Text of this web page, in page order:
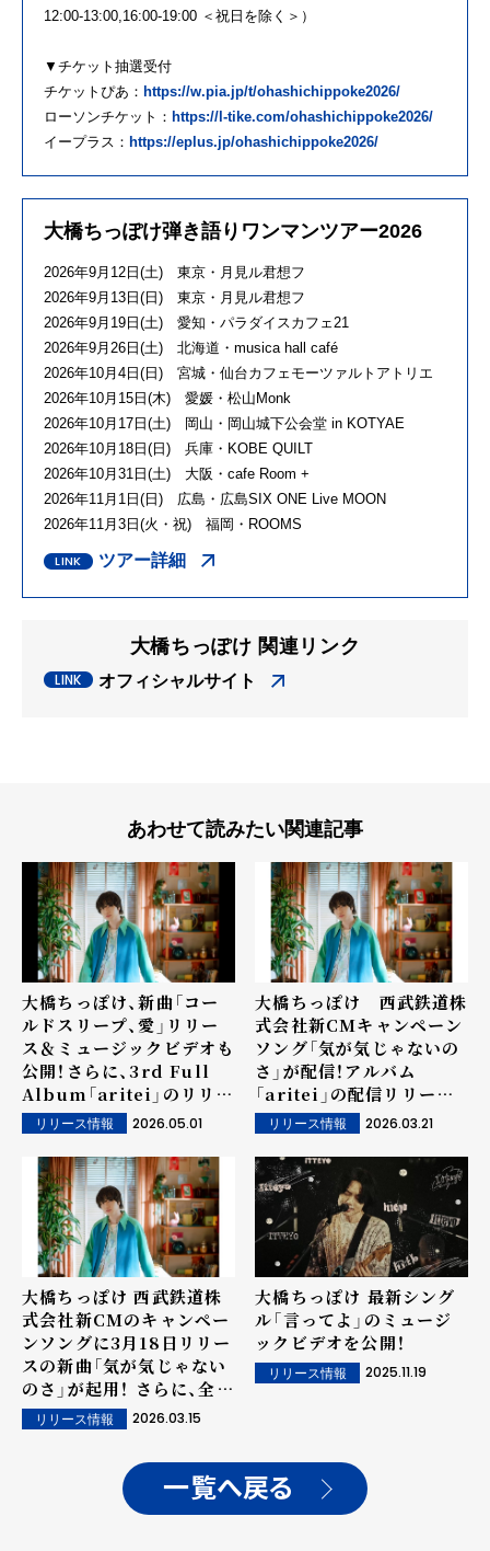
12:00-13:00,16:00-19:00 ＜祝日を除く＞）
▼チケット抽選受付
チケットぴあ： https://w.pia.jp/t/ohashichippoke2026/
ローソンチケット： https://l-tike.com/ohashichippoke2026/
イープラス： https://eplus.jp/ohashichippoke2026/
大橋ちっぽけ弾き語りワンマンツアー2026
2026年9月12日(土) 東京・月見ル君想フ
2026年9月13日(日) 東京・月見ル君想フ
2026年9月19日(土) 愛知・パラダイスカフェ21
2026年9月26日(土) 北海道・musica hall café
2026年10月4日(日) 宮城・仙台カフェモーツァルトアトリエ
2026年10月15日(木) 愛媛・松⼭Monk
2026年10月17日(土) 岡山・岡⼭城下公会堂 in KOTYAE
2026年10月18日(日) 兵庫・KOBE QUILT
2026年10月31日(土) 大阪・cafe Room +
2026年11月1日(日) 広島・広島SIX ONE Live MOON
2026年11月3日(火・祝) 福岡・ROOMS
ツアー詳細
大橋ちっぽけ 関連リンク
オフィシャルサイト
あわせて読みたい関連記事
大橋ちっぽけ、新曲「コー
ルドスリープ、愛」リリー
ス＆ミュージックビデオも
公開！さらに、3rd Full
Album「aritei」のリリー
スが5月29日(金)に決定！！
アルバムリリースを記念し
た本人参加の「先行試聴
会」も開催！！！
リリース情報 2026.05.01
大橋ちっぽけ 西武鉄道株
式会社新CMキャンペーン
ソング「気が気じゃないの
さ」が配信！アルバム
「aritei」の配信リリース
も決定!!
リリース情報 2026.03.21
大橋ちっぽけ 西武鉄道株
式会社新CMのキャンペー
ンソングに3月18日リリー
スの新曲「気が気じゃない
のさ」が起用！ さらに、全国
10都市での弾き語りワン
マンツアーの開催も発表!!
リリース情報 2026.03.15
大橋ちっぽけ 最新シング
ル「言ってよ」のミュージ
ックビデオを公開！
リリース情報 2025.11.19
一覧へ戻る